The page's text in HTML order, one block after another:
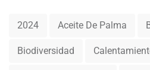
2024 Aceite De Palma
Biodiversidad